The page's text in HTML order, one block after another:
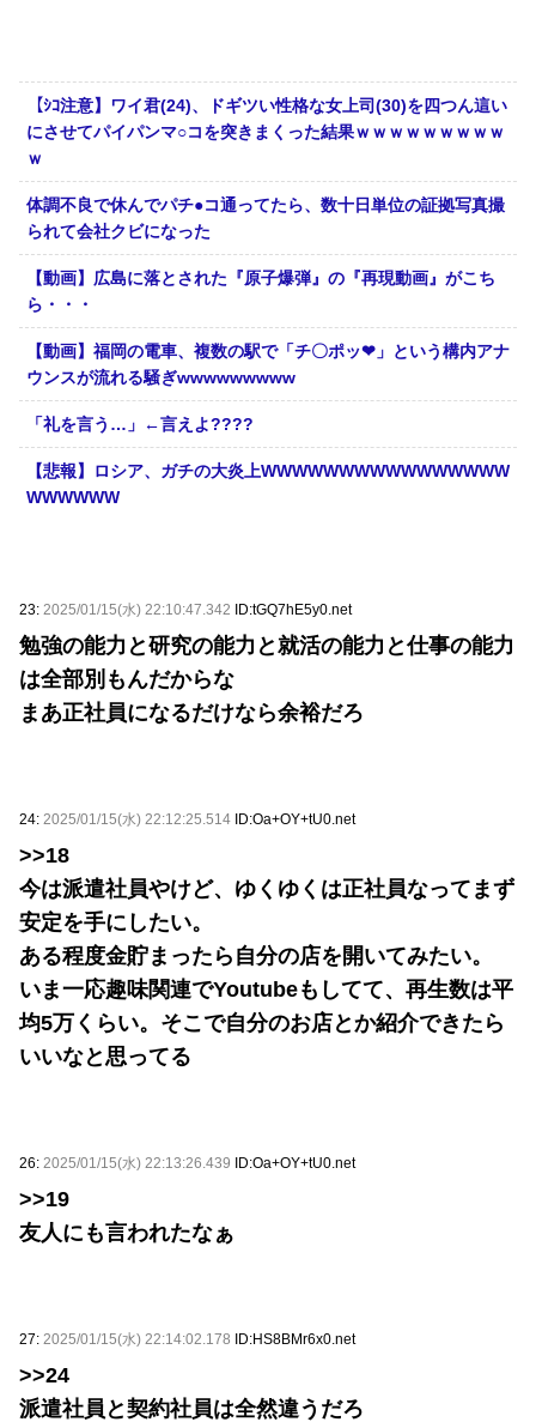
【ｼｺ注意】ワイ君(24)、ドギツい性格な女上司(30)を四つん這い
にさせてパイパンマ○コを突きまくった結果ｗｗｗｗｗｗｗｗｗ
ｗ
体調不良で休んでパチ●コ通ってたら、数十日単位の証拠写真撮
られて会社クビになった
【動画】広島に落とされた『原子爆弾』の『再現動画』がこち
ら・・・
【動画】福岡の電車、複数の駅で「チ〇ポッ❤」という構内アナ
ウンスが流れる騒ぎwwwwwwwww
「礼を言う…」←言えよ????
【悲報】ロシア、ガチの大炎上WWWWWWWWWWWWWWWW
WWWWWW
23: 2025/01/15(水) 22:10:47.342 ID:tGQ7hE5y0.net
勉強の能力と研究の能力と就活の能力と仕事の能力
は全部別もんだからな
まあ正社員になるだけなら余裕だろ
24: 2025/01/15(水) 22:12:25.514 ID:Oa+OY+tU0.net
>>18
今は派遣社員やけど、ゆくゆくは正社員なってまず
安定を手にしたい。
ある程度金貯まったら自分の店を開いてみたい。
いま一応趣味関連でYoutubeもしてて、再生数は平
均5万くらい。そこで自分のお店とか紹介できたら
いいなと思ってる
26: 2025/01/15(水) 22:13:26.439 ID:Oa+OY+tU0.net
>>19
友人にも言われたなぁ
27: 2025/01/15(水) 22:14:02.178 ID:HS8BMr6x0.net
>>24
派遣社員と契約社員は全然違うだろ